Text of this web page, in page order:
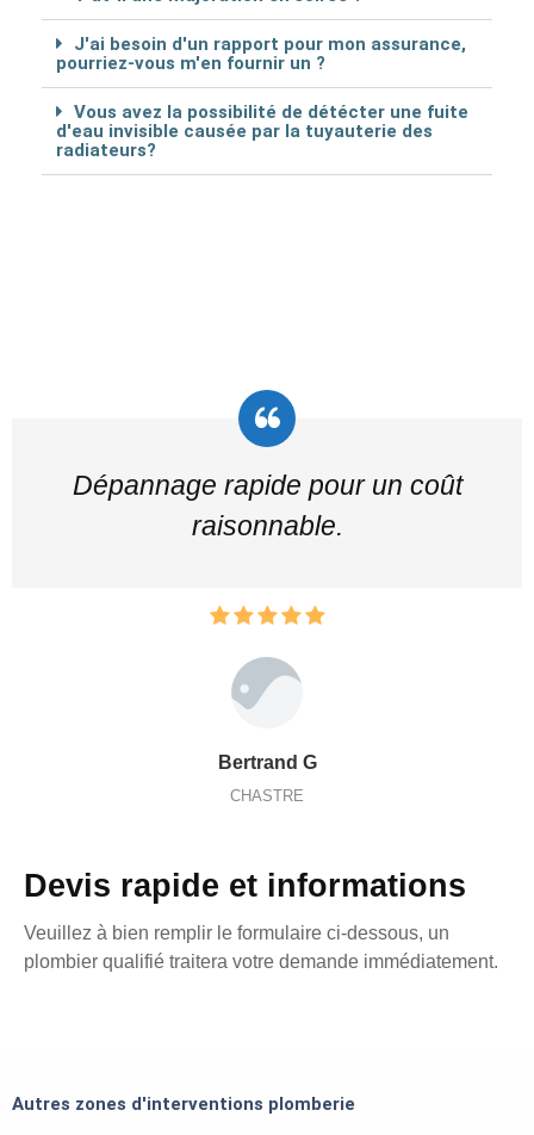
J'ai besoin d'un rapport pour mon assurance,
pourriez-vous m'en fournir un ?
Vous avez la possibilité de détécter une fuite
d'eau invisible causée par la tuyauterie des
radiateurs?
Dépannage rapide pour un coût
raisonnable.
Bertrand G
CHASTRE
Devis rapide et informations
Veuillez à bien remplir le formulaire ci-dessous, un
plombier qualifié traitera votre demande immédiatement.
Autres zones d'interventions plomberie